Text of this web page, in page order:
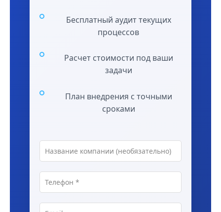
Бесплатный аудит текущих
процессов
Расчет стоимости под ваши
задачи
План внедрения с точными
сроками